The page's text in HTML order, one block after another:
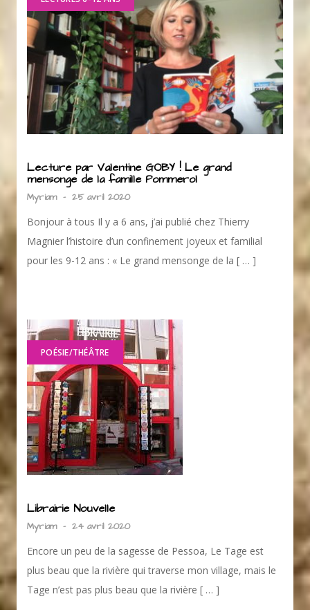
Lecture par Valentine GOBY ! Le grand
mensonge de la famille Pommerol
Myriam - 25 avril 2020
Bonjour à tous Il y a 6 ans, j’ai publié chez Thierry
Magnier l’histoire d’un confinement joyeux et familial
pour les 9-12 ans : « Le grand mensonge de la [ … ]
POÉSIE/THÉÂTRE
Librairie Nouvelle
Myriam - 24 avril 2020
Encore un peu de la sagesse de Pessoa, Le Tage est
plus beau que la rivière qui traverse mon village, mais le
Tage n’est pas plus beau que la rivière [ … ]